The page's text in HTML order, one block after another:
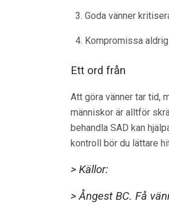
Goda vänner
Kompromissa
Ett ord från
Att göra vänner tar tid,
människor är alltför
behandla SAD kan
kontroll bör du lättare
> Källor:
> Ångest BC. Få